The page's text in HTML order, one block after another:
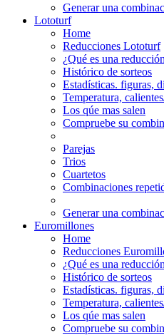
Generar una
Lototurf
Home
Reducciones Lototurf
¿Qué es una
Histórico de sorteos
Estadísticas. figuras,
Temperatura,
Los qúe mas salen
Compruebe su
Parejas
Trios
Cuartetos
Combinaciones
Generar una
Euromillones
Home
Reducciones
¿Qué es una
Histórico de sorteos
Estadísticas. figuras,
Temperatura,
Los qúe mas salen
Compruebe su